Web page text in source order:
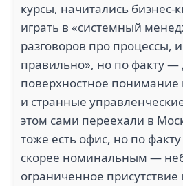
курсы, начитались бизнес-
играть в «системный
разговоров про процессы,
правильно», но по факту —
поверхностное понимание
и странные
этом сами переехали в
тоже есть офис, но по
скорее номинальным —
ограниченное